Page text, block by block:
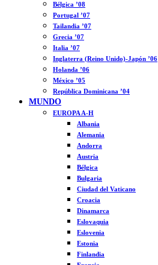
Bélgica ’08
Portugal ’07
Tailandia ’07
Grecia ’07
Italia ’07
Inglaterra (Reino Unido)-Japón ’06
Holanda ’06
México ’05
República Dominicana ’04
MUNDO
EUROPA A-H
Albania
Alemania
Andorra
Austria
Bélgica
Bulgaria
Ciudad del Vaticano
Croacia
Dinamarca
Eslovaquia
Eslovenia
Estonia
Finlandia